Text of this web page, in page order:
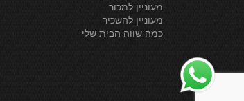
מעוניין למכור
מעוניין להשכיר
כמה שווה הבית שלי